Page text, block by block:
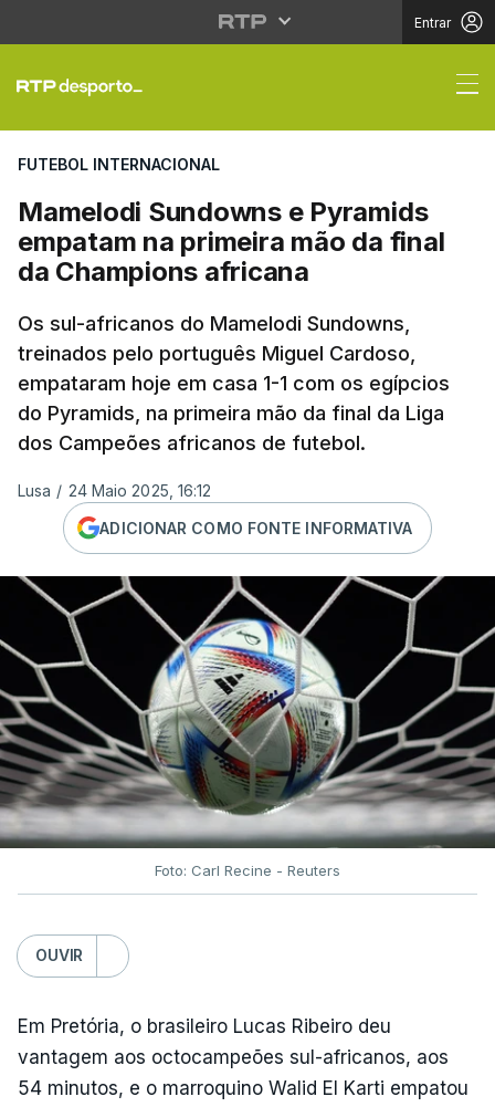
Entrar
Mamelodi Sundowns
FUTEBOL INTERNACIONAL
Mamelodi Sundowns e Pyramids
empatam na primeira mão da final
da Champions africana
Os sul-africanos do Mamelodi Sundowns,
treinados pelo português Miguel Cardoso,
empataram hoje em casa 1-1 com os egípcios
do Pyramids, na primeira mão da final da Liga
dos Campeões africanos de futebol.
Lusa / 24 Maio 2025, 16:12
ADICIONAR COMO FONTE INFORMATIVA
Foto: Carl Recine - Reuters
OUVIR
Em Pretória, o brasileiro Lucas Ribeiro deu
vantagem aos octocampeões sul-africanos, aos
54 minutos, e o marroquino Walid El Karti empatou